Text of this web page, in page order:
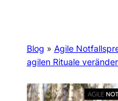
Blog » Agile
agilen Rituale